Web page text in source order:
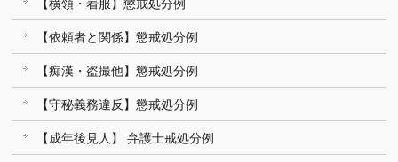
【横領・着服】懲戒処分例
【依頼者と関係】懲戒処分例
【痴漢・盗撮他】懲戒処分例
【守秘義務違反】懲戒処分例
【成年後見人】 弁護士戒処分例